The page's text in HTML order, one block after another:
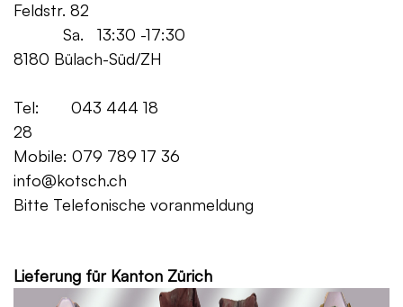
Feldstr. 82
Sa. 13:30 -17:30
8180 Bülach-Süd/ZH
Tel: 043 444 18
28
Mobile: 079 789 17 36
info@kotsch.ch
Bitte Telefonische voranmeldung
Lieferung für Kanton Zürich